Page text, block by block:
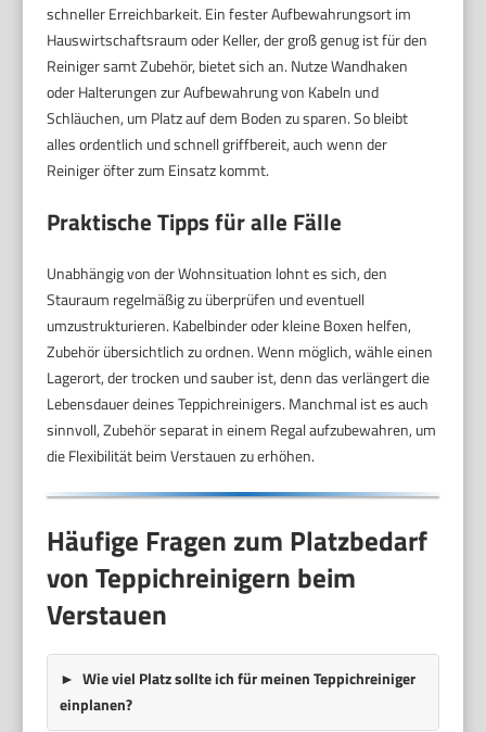
schneller Erreichbarkeit. Ein fester Aufbewahrungsort im
Hauswirtschaftsraum oder Keller, der groß genug ist für den
Reiniger samt Zubehör, bietet sich an. Nutze Wandhaken
oder Halterungen zur Aufbewahrung von Kabeln und
Schläuchen, um Platz auf dem Boden zu sparen. So bleibt
alles ordentlich und schnell griffbereit, auch wenn der
Reiniger öfter zum Einsatz kommt.
Praktische Tipps für alle Fälle
Unabhängig von der Wohnsituation lohnt es sich, den
Stauraum regelmäßig zu überprüfen und eventuell
umzustrukturieren. Kabelbinder oder kleine Boxen helfen,
Zubehör übersichtlich zu ordnen. Wenn möglich, wähle einen
Lagerort, der trocken und sauber ist, denn das verlängert die
Lebensdauer deines Teppichreinigers. Manchmal ist es auch
sinnvoll, Zubehör separat in einem Regal aufzubewahren, um
die Flexibilität beim Verstauen zu erhöhen.
Häufige Fragen zum Platzbedarf
von Teppichreinigern beim
Verstauen
Wie viel Platz sollte ich für meinen Teppichreiniger
einplanen?